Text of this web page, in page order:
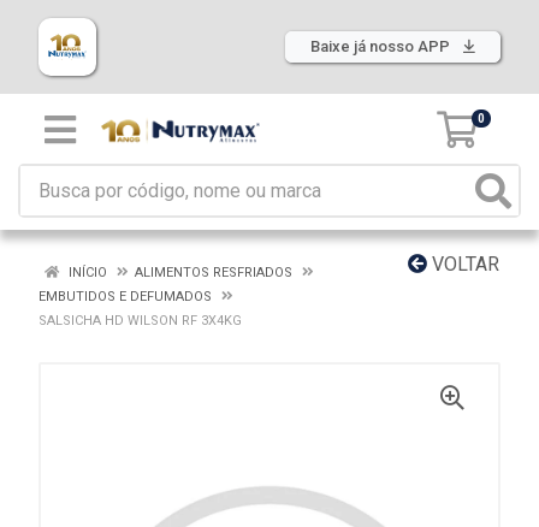
Baixe já nosso APP
0
VOLTAR
INÍCIO
ALIMENTOS RESFRIADOS
EMBUTIDOS E DEFUMADOS
SALSICHA HD WILSON RF 3X4KG